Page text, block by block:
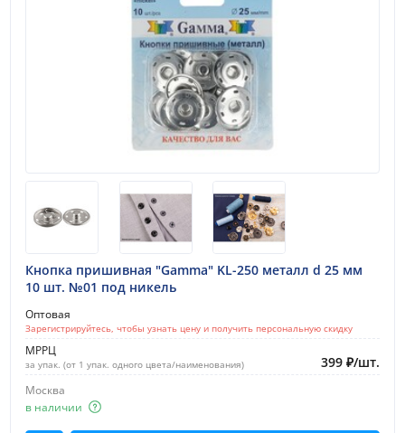
Страна происхождения:
Германия
Малайзия
Тайвань (Китай)
Чехия
Кнопка пришивная "Gamma" KL-250 металл d 25 мм
10 шт. №01 под никель
Оптовая
Зарегистрируйтесь, чтобы узнать цену и получить персональную скидку
МРРЦ
за упак. (от 1 упак. одного цвета/наименования) 399 ₽/шт.
Москва
в наличии